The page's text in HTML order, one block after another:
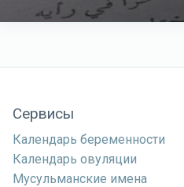
Сервисы
Календарь беременности
Календарь овуляции
Мусульманские имена